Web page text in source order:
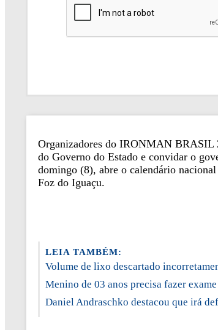
Organizadores do IRONMAN BRASIL
do Governo do Estado e convidar o
domingo (8), abre o calendário
Foz do Iguaçu.
LEIA TAMBÉM:
Volume de lixo descartado
Menino de 03 anos precisa fazer
Daniel Andraschko destacou que irá